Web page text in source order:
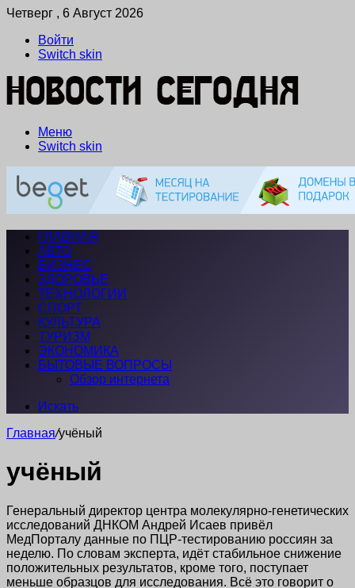
Четверг , 6 Август 2026
Войти
Switch skin
Меню
Switch skin
ГЛАВНАЯ
АВТО
БИЗНЕС
ЗДОРОВЬЕ
ТЕХНОЛОГИИ
СПОРТ
КУЛЬТУРА
ТУРИЗМ
ЭКОНОМИКА
БЫТОВЫЕ ВОПРОСЫ
Обзор интернета
Искать
Главная/учёный
учёный
Генеральный директор центра молекулярно-генетических
исследований ДНКОМ Андрей Исаев привёл
МедПорталу данные по ПЦР-тестированию россиян за
неделю. По словам эксперта, идёт стабильное снижение
положительных результатов, кроме того, поступает
меньше образцов для исследования. Всё это говорит о